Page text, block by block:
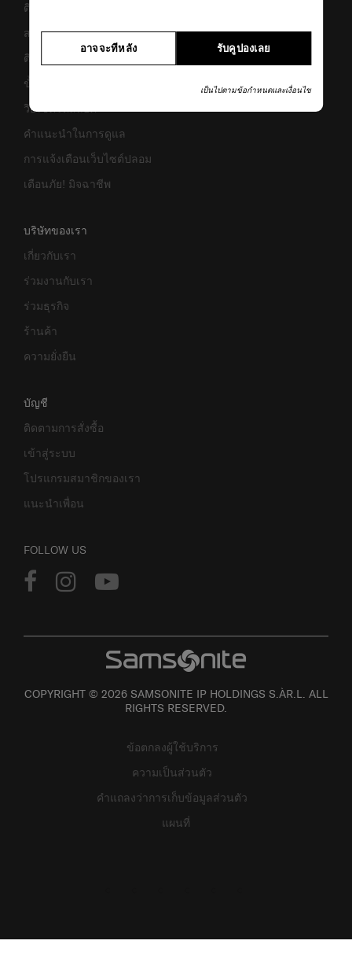
รับคูปองเลย
อาจจะทีหลัง
เป็นไปตามข้อกำหนดและเงื่อนไข
ติดต่อเรา
สอบถามข้อมูลทางธุรกิจ
ติดตามสถานะสินค้า
ขั้นตอนการผ่อนชำระ
วิธีเซ็ตรหัสล็อค
คำแนะนำในการดูแล
การแจ้งเตือนเว็บไซต์ปลอม
เตือนภัย! มิจฉาชีพ
บริษัทของเรา
เกี่ยวกับเรา
ร่วมงานกับเรา
ร่วมธุรกิจ
ร้านค้า
ความยั่งยืน
บัญชี
ติดตามการสั่งซื้อ
เข้าสู่ระบบ
โปรแกรมสมาชิกของเรา
แนะนำเพื่อน
FOLLOW US
COPYRIGHT © 2026 SAMSONITE IP HOLDINGS S.ÀR.L. ALL
RIGHTS RESERVED.
ข้อตกลงผู้ใช้บริการ
ความเป็นส่วนตัว
คำแถลงว่าการเก็บข้อมูลส่วนตัว
แผนที่